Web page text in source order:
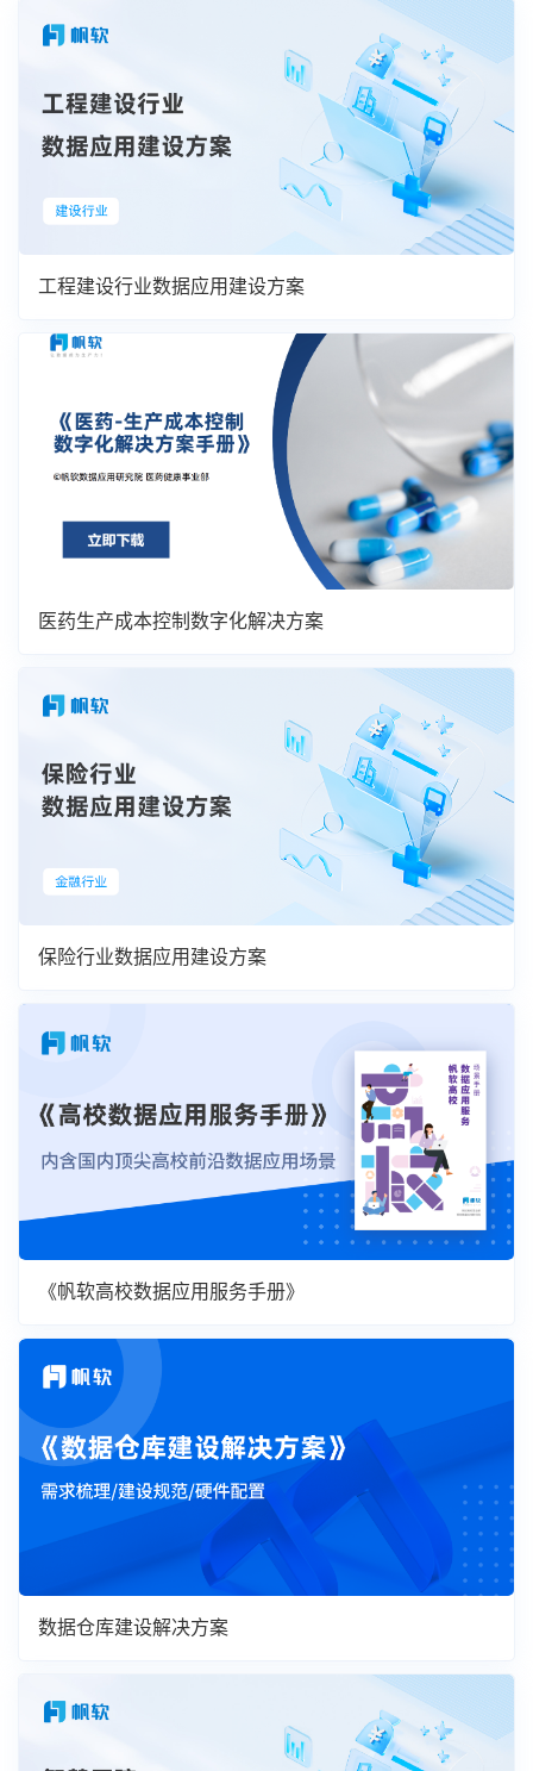
工程建设行业数据应用建设方案
医药生产成本控制数字化解决方案
保险行业数据应用建设方案
《帆软高校数据应用服务手册》
数据仓库建设解决方案